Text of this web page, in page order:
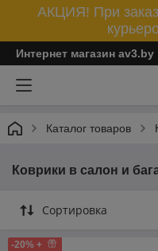
АКЦИЯ! При
Интернет магазин av3.by
Каталог товаров
Коврики в салон и
Сортировка
-20% +